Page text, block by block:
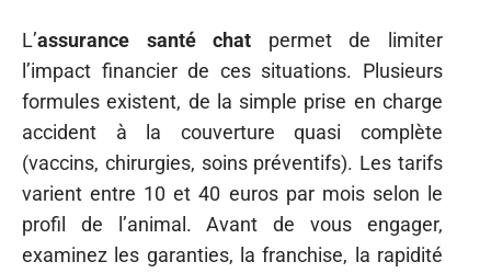
L’assurance santé chat permet de limiter
l’impact financier de ces situations. Plusieurs
formules existent, de la simple prise en charge
accident à la couverture quasi complète
(vaccins, chirurgies, soins préventifs). Les tarifs
varient entre 10 et 40 euros par mois selon le
profil de l’animal. Avant de vous engager,
examinez les garanties, la franchise, la rapidité